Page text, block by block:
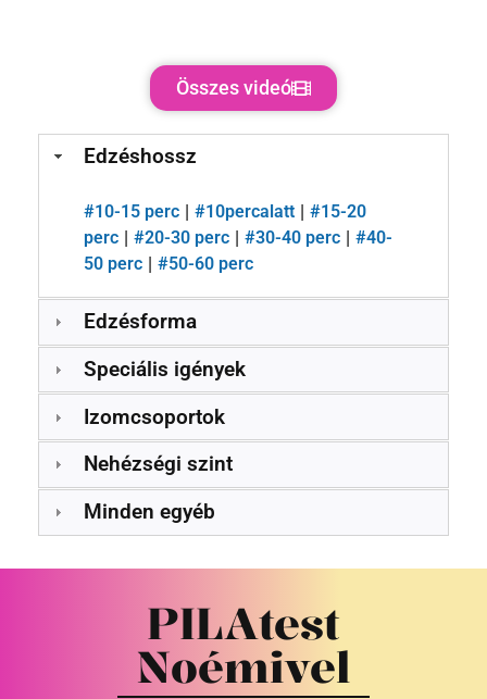
Összes videó
Edzéshossz
#10-15 perc #10percalatt #15-20
perc
#20-30 perc #30-40 perc #40-
50 perc
#50-60 perc
Edzésforma
Speciális igények
Izomcsoportok
Nehézségi szint
Minden egyéb
PILAtest
Noémivel